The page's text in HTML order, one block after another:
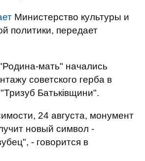
Министерство культуры и
политики, передает
мать" начались
советского герба в
Батьківщини".
24 августа, монумент
новый символ -
- говорится в